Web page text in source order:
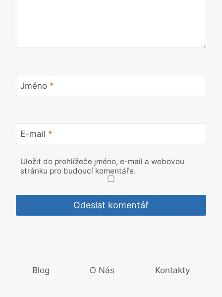
Jméno *
E-mail *
Uložit do prohlížeče jméno, e-mail a webovou
stránku pro budoucí komentáře.
Blog O Nás Kontakty